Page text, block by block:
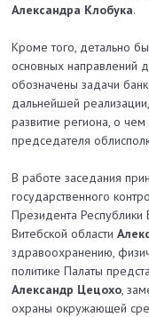
Александра Клобука.
Кроме того, детально
основных направлений
обозначены задачи
дальнейшей
развитие региона, о
председателя
В работе заседания
государственного
Президента Республики
Витебской области
здравоохранению,
политике Палаты
Александр Цецохо,
охраны окружающей